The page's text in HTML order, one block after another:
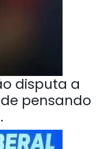
disputa a
pensando